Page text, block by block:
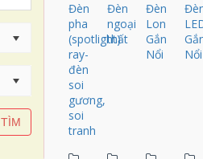
TÌM
Đèn
pha
(spotlight)
ray-
đèn
soi
gương,
soi
tranh
Đèn
ngoại
thất
Đèn
Lon
Gắn
Nổi
Nổi